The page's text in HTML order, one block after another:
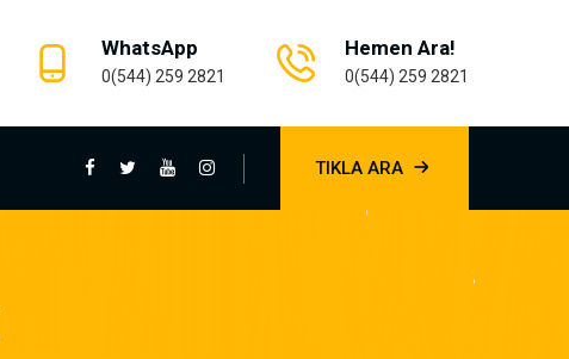
WhatsApp
0(544) 259 2821
Hemen Ara!
0(544) 259 2821
TIKLA ARA